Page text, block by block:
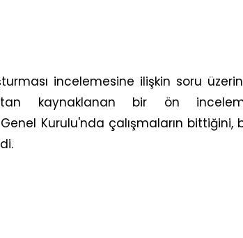
incelemesine ilişkin soru
kaynaklanan bir ön
Kurulu'nda çalışmaların bittiğini,